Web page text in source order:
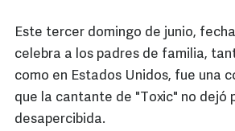
Este tercer domingo de junio,
celebra a los padres de familia,
como en Estados Unidos, fue una
que la cantante de "Toxic" no dejó
desapercibida.